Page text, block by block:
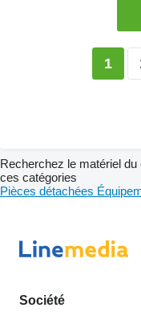
1
Recherchez le matériel
ces catégories
Pièces détachées
Société